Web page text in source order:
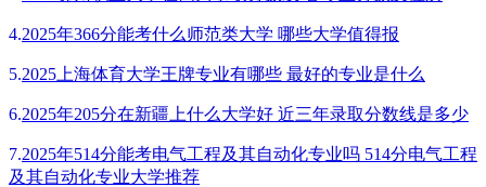
4.2025年366分能考什么师范类大学 哪些大学值得报
5.2025上海体育大学王牌专业有哪些 最好的专业是什么
6.2025年205分在新疆上什么大学好 近三年录取分数线是多少
7.2025年514分能考电气工程及其自动化专业吗 514分电气工程
及其自动化专业大学推荐